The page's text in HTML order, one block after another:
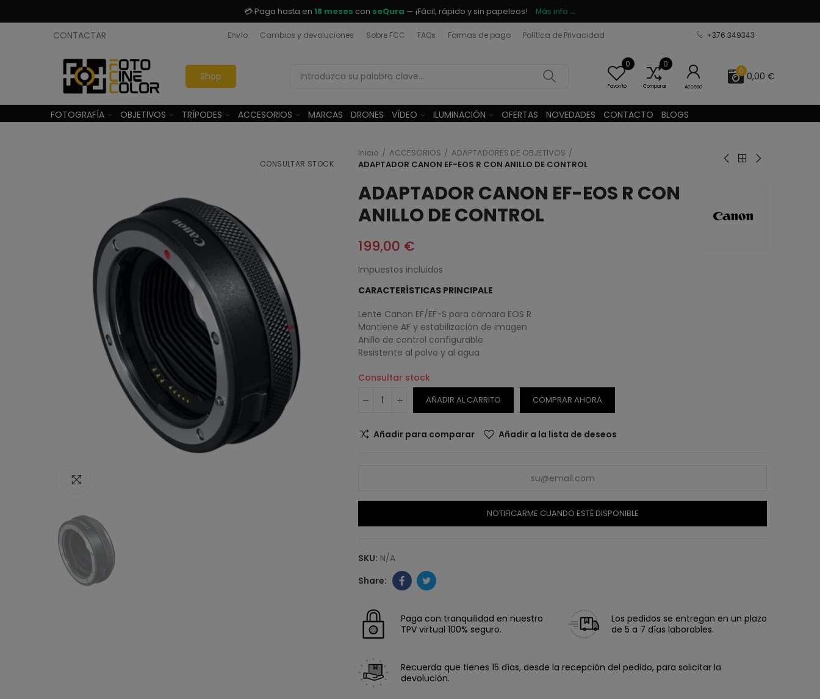
💳 Paga hasta en 18 meses con seQura — ¡Fácil, rápido y sin papeleos! Más info →
CONTACTAR Envío Cambios y devoluciones Sobre FCC FAQs Formas de pago Política de Privacidad +376 349343
Shop
0
Favorito
0
Comparar Acceso
0 0,00 €
FOTOGRAFÍA OBJETIVOS TRÍPODES ACCESORIOS MARCAS DRONES VÍDEO ILUMINACIÓN OFERTAS NOVEDADES CONTACTO BLOGS
CONSULTAR STOCK
Inicio ACCESORIOS
ADAPTADORES DE OBJETIVOS
ADAPTADOR CANON EF-EOS R CON ANILLO DE CONTROL
ADAPTADOR CANON EF-EOS R CON
ANILLO DE CONTROL
199,00 €
Impuestos incluidos
CARACTERÍSTICAS PRINCIPALE
Lente Canon EF/EF-S para cámara EOS R
Mantiene AF y estabilización de imagen
Anillo de control configurable
Resistente al polvo y al agua
Consultar stock
AÑADIR AL CARRITO COMPRAR AHORA
Añadir para comparar Añadir a la lista de deseos
NOTIFICARME CUANDO ESTÉ DISPONIBLE
SKU: N/A
Paga con tranquilidad en nuestro
TPV virtual 100% seguro.
Los pedidos se entregan en un plazo
de 5 a 7 días laborables.
Recuerda que tienes 15 días, desde la recepción del pedido, para solicitar la
devolución.